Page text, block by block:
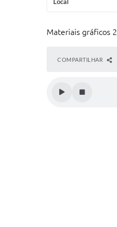
Materiais gráficos 2
COMPARTILHAR